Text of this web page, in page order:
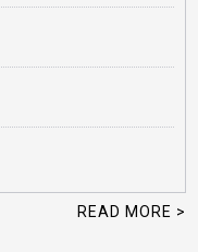
READ MORE >